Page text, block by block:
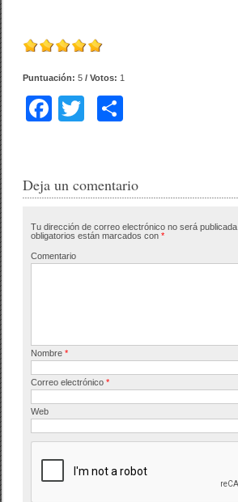
Puntuación:5 / Votos: 1
F
e
o
o
er p
tir
Deja un comentario
Tu dirección de correo electrónico no será publicada.
obligatorios están marcados con*
Comentario
Nombre*
Correo electrónico*
Web